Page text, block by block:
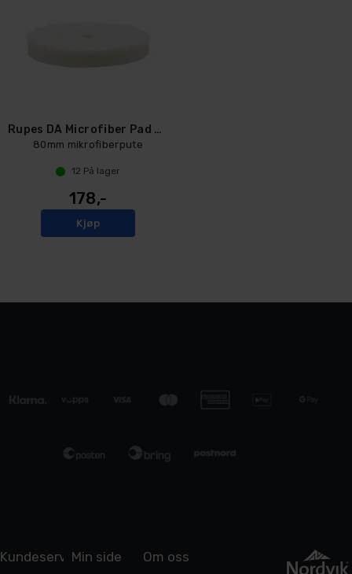
Rupes DA Microfiber Pad UltraFine
80mm mikrofiberpute
12 På lager
178,-
Kjøp
KundeserviceMin side Om oss